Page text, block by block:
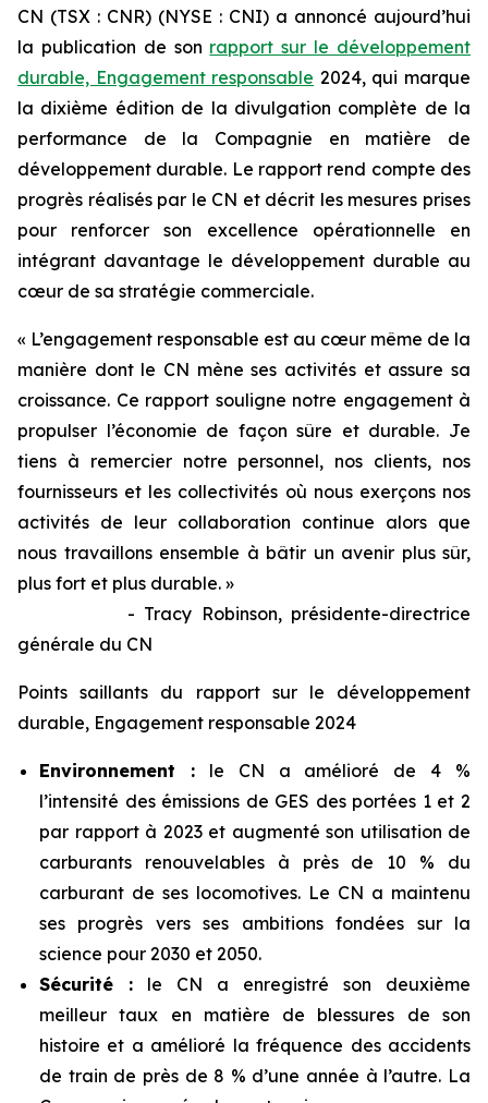
CN (TSX : CNR) (NYSE : CNI) a annoncé aujourd’hui
la publication de son rapport sur le développement
durable, Engagement responsable 2024, qui marque
la dixième édition de la divulgation complète de la
performance de la Compagnie en matière de
développement durable. Le rapport rend compte des
progrès réalisés par le CN et décrit les mesures prises
pour renforcer son excellence opérationnelle en
intégrant davantage le développement durable au
cœur de sa stratégie commerciale.
« L’engagement responsable est au cœur même de la
manière dont le CN mène ses activités et assure sa
croissance. Ce rapport souligne notre engagement à
propulser l’économie de façon sûre et durable. Je
tiens à remercier notre personnel, nos clients, nos
fournisseurs et les collectivités où nous exerçons nos
activités de leur collaboration continue alors que
nous travaillons ensemble à bâtir un avenir plus sûr,
plus fort et plus durable. »
- Tracy Robinson, présidente-directrice
générale du CN
Points saillants du rapport sur le développement
durable, Engagement responsable 2024
Environnement :le CN a amélioré de 4 %
l’intensité des émissions de GES des portées 1 et 2
par rapport à 2023 et augmenté son utilisation de
carburants renouvelables à près de 10 % du
carburant de ses locomotives. Le CN a maintenu
ses progrès vers ses ambitions fondées sur la
science pour 2030 et 2050.
Sécurité : le CN a enregistré son deuxième
meilleur taux en matière de blessures de son
histoire et a amélioré la fréquence des accidents
de train de près de 8 % d’une année à l’autre. La